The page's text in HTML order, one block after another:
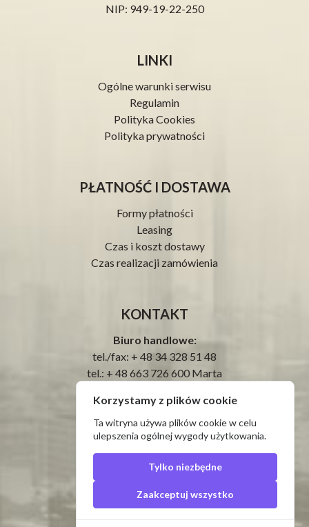
NIP: 949-19-22-250
LINKI
Ogólne warunki serwisu
Regulamin
Polityka Cookies
Polityka prywatności
PŁATNOŚĆ I DOSTAWA
Formy płatności
Leasing
Czas i koszt dostawy
Czas realizacji zamówienia
KONTAKT
Biuro handlowe:
tel./fax: + 48 34 328 51 48
tel.: + 48 663 726 600 Marta
Serwis:
tel.: + 48 34 328 59 25
tel.: ‪+ 48 884 606 604‬
e-mail:biuro@prima-tech.pl
Korzystamy z plików cookie
Ta witryna używa plików cookie w celu
ulepszenia ogólnej wygody użytkowania.
Tylko niezbędne
Zaakceptuj wszystko